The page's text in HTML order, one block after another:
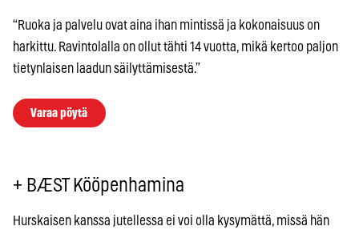
“Ruoka ja palvelu ovat aina ihan mintissä ja kokonaisuus on
harkittu. Ravintolalla on ollut tähti 14 vuotta, mikä kertoo paljon
tietynlaisen laadun säilyttämisestä.”
Varaa pöytä
+ BÆST Kööpenhamina
Hurskaisen kanssa jutellessa ei voi olla kysymättä, missä hän